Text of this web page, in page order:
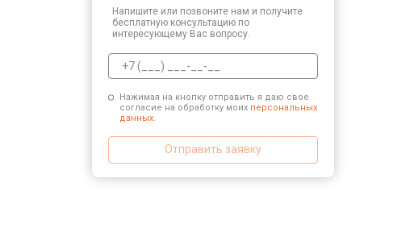
Напишите или позвоните нам и получите
бесплатную консультацию по
интересующему Вас вопросу.
Нажимая на кнопку отправить я даю свое
согласие на обработку моих персональных
данных.
Отправить заявку